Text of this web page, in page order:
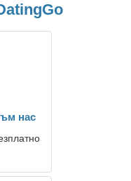
нас